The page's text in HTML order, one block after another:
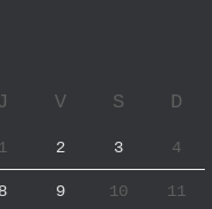
J V S D
1 2 3 4
8 9 10 11